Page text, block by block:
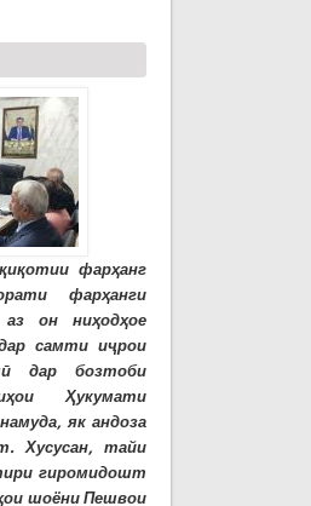
фарҳанг
фарҳанги
аз он ниҳодҳое
самти иҷрои
дар бозтоби
Ҳукумати
як андоза
Хусусан, тайи
гиромидошт
шоёни Пешвои